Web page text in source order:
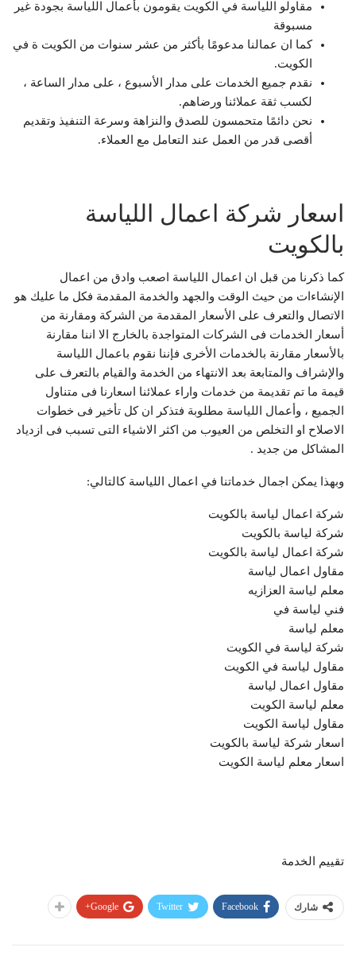
مقاولو اللياسة في الكويت يقومون بأعمال اللياسة بجودة غير
مسبوقة
كما ان عمالنا مدعومًا بأكثر من عشر سنوات من الكويت ة في
الكويت.
نقدم جميع الخدمات على مدار الأسبوع ، على مدار الساعة ،
لكسب ثقة عملائنا ورضاهم.
نحن دائمًا متحمسون للصدق والنزاهة وسرعة التنفيذ وتقديم
أقصى قدر من العمل عند التعامل مع العملاء.
اسعار شركة اعمال اللياسة
بالكويت
كما ذكرنا من قبل ان اعمال اللياسة اصعب وادق من اعمال
الإنشاءات من حيث الوقت والجهد والخدمة المقدمة فكل ما عليك هو
الاتصال والتعرف على الأسعار المقدمة من الشركة ومقارنة من
أسعار الخدمات فى الشركات المتواجدة بالخارج الا اننا مقارنة
بالأسعار مقارنة بالخدمات الأخرى فإننا نقوم باعمال اللياسة
والإشراف والمتابعة بعد الانتهاء من الخدمة والقيام بالتعرف على
قيمة ما تم تقديمة من خدمات واراء عملائنا اسعارنا فى متناول
الجميع ، وأعمال اللياسة مطلوبة فتذكر ان كل تأخير فى خطوات
الاصلاح او التخلص من العيوب من اكثر الاشياء التى تسبب فى ازدياد
المشاكل من جديد .
وبهذا يمكن اجمال خدماتنا في اعمال اللياسة كالتالي:
شركة اعمال لياسة بالكويت
شركة لياسة بالكويت
شركة اعمال لياسة بالكويت
مقاول اعمال لياسة
معلم لياسة العزازيه
فني لياسة في
معلم لياسة
شركة لياسة في الكويت
مقاول لياسة في الكويت
مقاول اعمال لياسة
معلم لياسة الكويت
مقاول لياسة الكويت
اسعار شركة لياسة بالكويت
اسعار معلم لياسة الكويت
تقييم الخدمة
شارك Facebook
Twitter
Google+